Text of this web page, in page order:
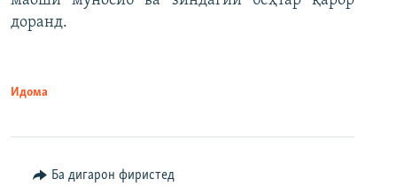
доранд.
Идома
Ба дигарон фиристед